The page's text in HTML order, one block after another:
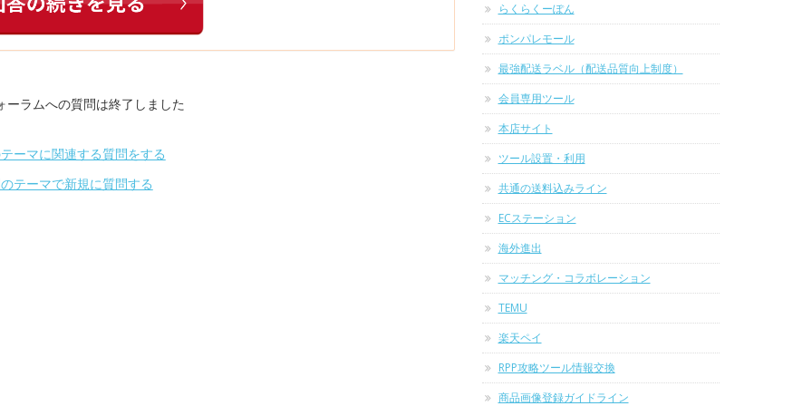
ーラムへの質問は終了しました
ーマに関連する質問をする
テーマで新規に質問する
らくらくーぽん
ポンパレモール
最強配送ラベル（配送品質向上制度）
会員専用ツール
本店サイト
ツール設置・利用
共通の送料込みライン
ECステーション
海外進出
マッチング・コラボレーション
TEMU
楽天ペイ
RPP攻略ツール情報交換
商品画像登録ガイドライン